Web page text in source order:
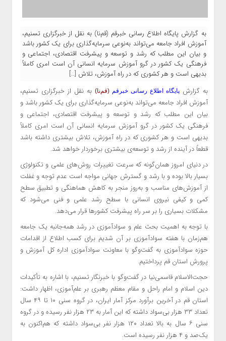
به گزارش پایگاه اطلاع رسانی خبرقم (قم‌نا) به نقل از خبرگزاری تسنیم،
آموزش افراد جامعه می‌تواند به‌نوعی سرمایه‌گذاری برای یک کشور باشد
و بیان این مطلب که رشد و توسعه و پیشرفت اقتصادی، اجتماعی و
فرهنگی یک کشور در گرو آموزش سرمایه‌ انسانی آن است امری کاملاً
بدیهی است و هر کشوری که در راه آموزش، تلاش […]
به گزارش پایگاه اطلاع رسانی خبرقم (قم‌نا)
به نقل از خبرگزاری تسنیم،
آموزش افراد جامعه می‌تواند به‌نوعی سرمایه‌گذاری برای یک کشور باشد و
بیان این مطلب که رشد و توسعه و پیشرفت اقتصادی، اجتماعی و
فرهنگی یک کشور در گرو آموزش سرمایه‌ انسانی آن است امری کاملاً
بدیهی است و هر کشوری که در راه آموزش، تلاش بیشتری داشته باشد
قطعاً در آینده از رشد و توسعه‌ی بیشتری برخوردار خواهد شد.
در دنیای امروز همان‌گونه که سرعت تغییرات روش‌های علمی و تکنولوژی
بسیار بالا بوده و با رشد و گسترش جهانی مواجه است عدم توجه و غفلت
از آموزش‌های مناسب و به‌روز منجر به کاهش هماهنگی و تطبیق سطح
کمی و کیفی نیروی انسانی با سطح رشد علمی و فنی می‌شود که
مشکلات بسیاری را بر سر راه پیشرفت کشورها قرار می‌دهد.
با توجه به اهمیت بحث علم و سوادآموزی در رشد همه‌جانبه‌ یک جامعه
هم‌زمان با هفته‌ سوادآموزی بر آن شدیم برای کسب اطلاع از اقدامات
حوزه‌ سوادآموزی به گفت‌وگو با معاونت سوادآموزی اداره کل آموزش و
پرورش استان قم پرداختیم.
حجت‌الاسلام قاسمی‌نیا در گفت‌وگو با خبرنگار تسنیم، با اشاره به تأکیدات
دین اسلام و امام راحل و مقام معظم رهبری بر علم‌آموزی، اظهار داشت:
استان قم در آخرین برآورد مرکز آمار ایران، در گروه سنی ۱۰ تا ۴۹ سال
تعداد ۳۳ هزار بی‌سواد داشته که این آمار به ۲۳ هزار نفر رسیده و در گروه
سنی ۶ سال به بالا تعداد ۱۲۰ هزار نفر بی‌سواد داشته که هم‌اکنون به
یک‌صد و ۴ هزار نفر رسیده است.